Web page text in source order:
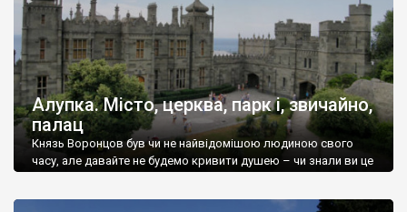
Алупка. Місто, церква, парк і, звичайно,
палац
Князь Воронцов був чи не найвідомішою людиною свого
часу, але давайте не будемо кривити душею – чи знали ви це